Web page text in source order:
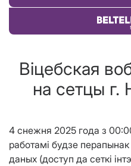
Віцебская
на сетцы г.
4 снежня 2025 года з 00
работамі будзе
даных (доступ да сеткі